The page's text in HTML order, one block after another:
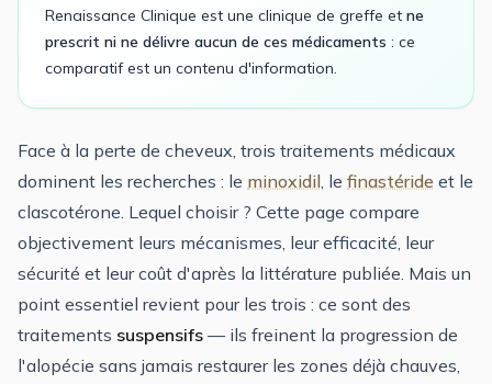
Renaissance Clinique est une clinique de greffe et ne
prescrit ni ne délivre aucun de ces médicaments : ce
comparatif est un contenu d'information.
Face à la perte de cheveux, trois traitements médicaux
dominent les recherches : le minoxidil, le finastéride et le
clascotérone. Lequel choisir ? Cette page compare
objectivement leurs mécanismes, leur efficacité, leur
sécurité et leur coût d'après la littérature publiée. Mais un
point essentiel revient pour les trois : ce sont des
traitements suspensifs — ils freinent la progression de
l'alopécie sans jamais restaurer les zones déjà chauves,